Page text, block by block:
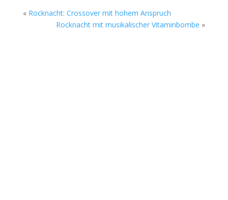
« Rocknacht: Crossover mit hohem Anspruch
Rocknacht mit musikalischer Vitaminbombe »